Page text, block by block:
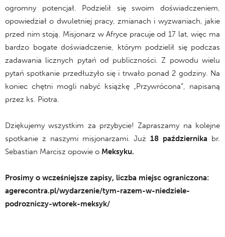
ogromny potencjał. Podzielił się swoim doświadczeniem,
opowiedział o dwuletniej pracy, zmianach i wyzwaniach, jakie
przed nim stoją. Misjonarz w Afryce pracuje od 17 lat, więc ma
bardzo bogate doświadczenie, którym podzielił się podczas
zadawania licznych pytań od publiczności. Z powodu wielu
pytań spotkanie przedłużyło się i trwało ponad 2 godziny. Na
koniec chętni mogli nabyć książkę „Przywrócona”, napisaną
przez ks. Piotra.
Dziękujemy wszystkim za przybycie! Zapraszamy na kolejne
spotkanie z naszymi misjonarzami. Już18 października br.
Sebastian Marcisz opowie o Meksyku.
Prosimy o wcześniejsze zapisy, liczba miejsc ograniczona:
agerecontra.pl/wydarzenie/tym-razem-w-niedziele-
podrozniczy-wtorek-meksyk/